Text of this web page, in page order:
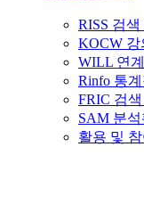
RISS 검
KOCW
WILL 연
Rinfo 통
FRIC 검
SAM 분
활용 및